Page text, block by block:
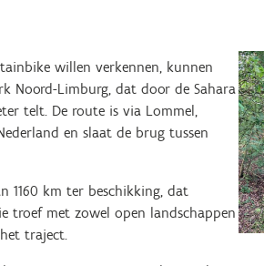
willen verkennen, kunnen
Noord-Limburg, dat door de Sahara
telt. De route is via Lommel,
en slaat de brug tussen
1160 km ter beschikking, dat
troef met zowel open landschappen
traject.